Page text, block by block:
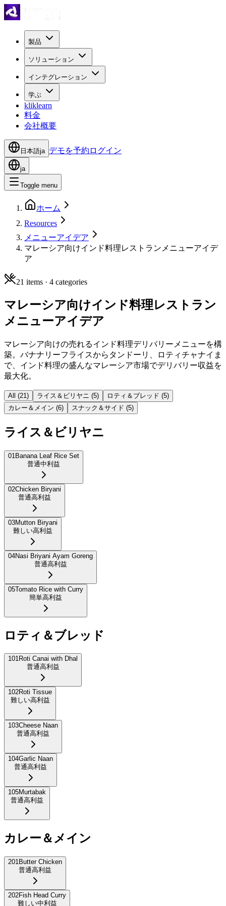
製品
ソリューション
インテグレーション
学ぶ
kliklearn
料金
会社概要
日本語ja デモを予約 ログイン
ja
Toggle menu
ホーム
Resources
メニューアイデア
マレーシア向けインド料理レストランメニューアイデ
ア
21 items · 4 categories
マレーシア向けインド料理レストラン
メニューアイデア
マレーシア向けの売れるインド料理デリバリーメニューを構
築。バナナリーフライスからタンドーリ、ロティチャナイま
で、インド料理の盛んなマレーシア市場でデリバリー収益を
最大化。
All (21 ) ライス＆ビリヤニ (5) ロティ＆ブレッド (5)
カレー＆メイン (6) スナック＆サイド (5)
ライス＆ビリヤニ
01 Banana Leaf Rice Set
普通中利益
02Chicken Biryani
普通高利益
03Mutton Biryani
難しい高利益
04Nasi Briyani Ayam Goreng
普通高利益
05Tomato Rice with Curry
簡単高利益
ロティ＆ブレッド
101Roti Canai with Dhal
普通高利益
102Roti Tissue
難しい高利益
103Cheese Naan
普通高利益
104Garlic Naan
普通高利益
105Murtabak
普通高利益
カレー＆メイン
201Butter Chicken
普通高利益
202Fish Head Curry
難しい中利益